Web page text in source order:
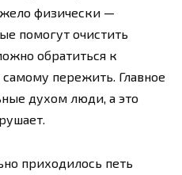
физически —
помогут очистить
обратиться к
пережить. Главное
духом люди, а это
приходилось петь